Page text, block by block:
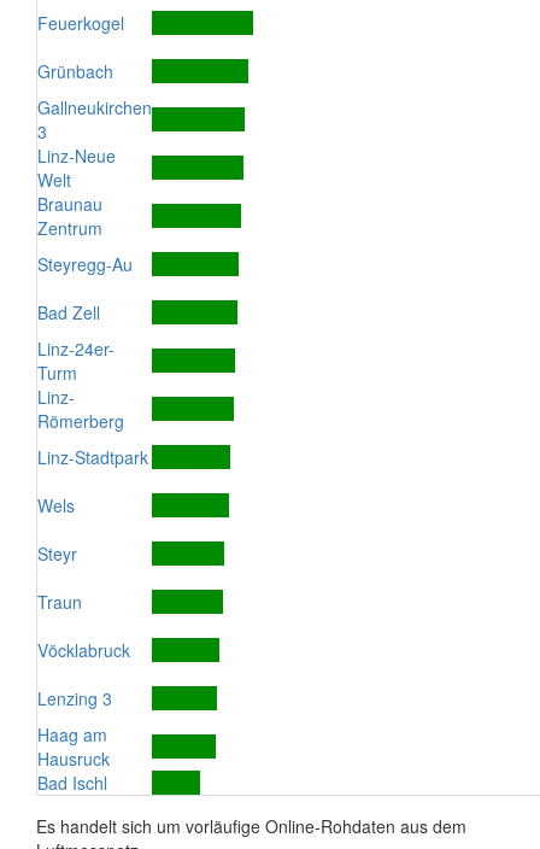
Feuerkogel
Grünbach
Gallneukirchen
3
Linz-Neue
Welt
Braunau
Zentrum
Steyregg-Au
Bad Zell
Linz-24er-
Turm
Linz-
Römerberg
Linz-Stadtpark
Wels
Steyr
Traun
Vöcklabruck
Lenzing 3
Haag am
Hausruck
Bad Ischl
Es handelt sich um vorläufige Online-Rohdaten aus dem